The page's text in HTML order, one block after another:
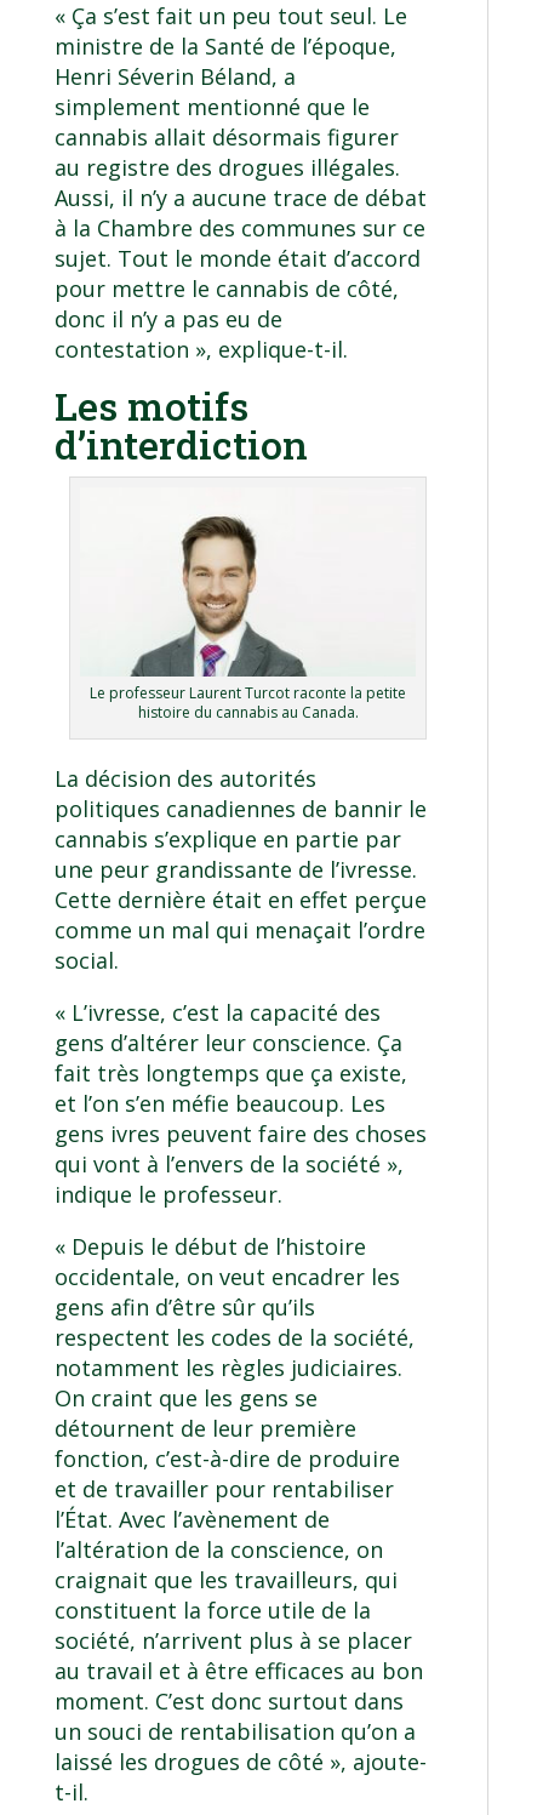
« Ça s’est fait un peu tout seul. Le
ministre de la Santé de l’époque,
Henri Séverin Béland, a
simplement mentionné que le
cannabis allait désormais figurer
au registre des drogues illégales.
Aussi, il n’y a aucune trace de débat
à la Chambre des communes sur ce
sujet. Tout le monde était d’accord
pour mettre le cannabis de côté,
donc il n’y a pas eu de
contestation », explique-t-il.
Les motifs
d’interdiction
Le professeur Laurent Turcot raconte la petite
histoire du cannabis au Canada.
La décision des autorités
politiques canadiennes de bannir le
cannabis s’explique en partie par
une peur grandissante de l’ivresse.
Cette dernière était en effet perçue
comme un mal qui menaçait l’ordre
social.
« L’ivresse, c’est la capacité des
gens d’altérer leur conscience. Ça
fait très longtemps que ça existe,
et l’on s’en méfie beaucoup. Les
gens ivres peuvent faire des choses
qui vont à l’envers de la société »,
indique le professeur.
« Depuis le début de l’histoire
occidentale, on veut encadrer les
gens afin d’être sûr qu’ils
respectent les codes de la société,
notamment les règles judiciaires.
On craint que les gens se
détournent de leur première
fonction, c’est-à-dire de produire
et de travailler pour rentabiliser
l’État. Avec l’avènement de
l’altération de la conscience, on
craignait que les travailleurs, qui
constituent la force utile de la
société, n’arrivent plus à se placer
au travail et à être efficaces au bon
moment. C’est donc surtout dans
un souci de rentabilisation qu’on a
laissé les drogues de côté », ajoute-
t-il.